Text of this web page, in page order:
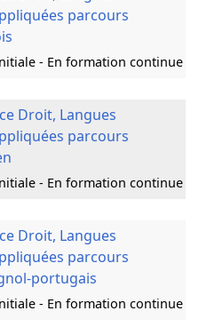
parcours
- En formation continue
Droit, Langues
parcours
- En formation continue
Droit, Langues
parcours
portugais
- En formation continue